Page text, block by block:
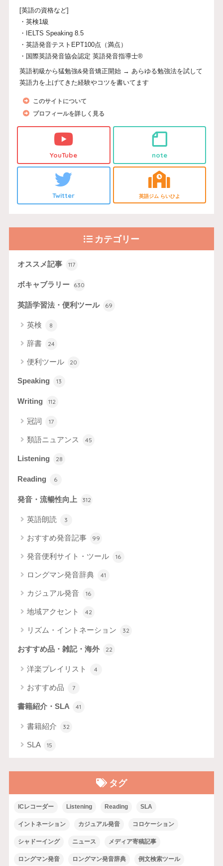
[英語の資格など]
・英検1級
・IELTS Speaking 8.5
・英語発音テストEPT100点（満点）
・国際英語発音協会認定 英語発音指導士®
英語初級から猛勉強&発音矯正開始 → あらゆる勉強法を試して
英語力を上げてきた経験やコツを書いてます
このサイトについて
プロフィールを詳しく見る
YouTube note
Twitter 英語ジム らいひよ
カテゴリー
オススメ記事 117
ボキャブラリー 630
英語学習法・便利ツール 69
英検 8
辞書 24
便利ツール 20
Speaking 13
Writing 112
冠詞 17
類語ニュアンス 45
Listening 28
Reading 6
発音・流暢性向上 312
英語朗読 3
おすすめ発音記事 99
発音便利サイト・ツール 16
ロングマン発音辞典 41
カジュアル発音 16
地域アクセント 42
リズム・イントネーション 32
おすすめ品・雑記・海外 22
洋楽プレイリスト 4
おすすめ品 7
書籍紹介・SLA 41
書籍紹介 32
SLA 15
タグ
ICレコーダー Listening Reading SLA
イントネーション カジュアル発音 コロケーション
シャドーイング ニュース メディア寄稿記事
ロングマン発音 ロングマン発音辞典 例文検索ツール